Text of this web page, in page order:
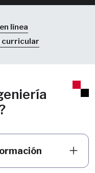
línea
curricular